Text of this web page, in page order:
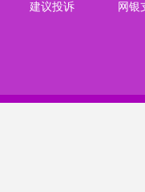
建议投诉
网银